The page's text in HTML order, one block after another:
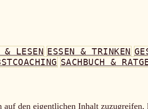
& LESEN ESSEN & TRINKEN
SACHBUCH &
auf den eigentlichen Inhalt